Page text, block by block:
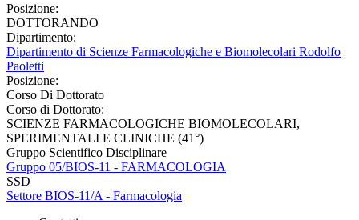
Posizione:
DOTTORANDO
Dipartimento:
Dipartimento di Scienze Farmacologiche e Biomolecolari Rodolfo
Paoletti
Posizione:
Corso Di Dottorato
Corso di Dottorato:
SCIENZE FARMACOLOGICHE BIOMOLECOLARI,
SPERIMENTALI E CLINICHE (41°)
Gruppo Scientifico Disciplinare
Gruppo 05/BIOS-11 - FARMACOLOGIA
SSD
Settore BIOS-11/A - Farmacologia